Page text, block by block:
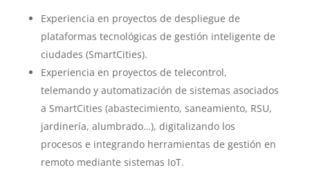
Experiencia en proyectos de despliegue de
plataformas tecnológicas de gestión inteligente de
ciudades (SmartCities).
Experiencia en proyectos de telecontrol,
telemando y automatización de sistemas asociados
a SmartCities (abastecimiento, saneamiento, RSU,
jardinería, alumbrado…), digitalizando los
procesos e integrando herramientas de gestión en
remoto mediante sistemas IoT.